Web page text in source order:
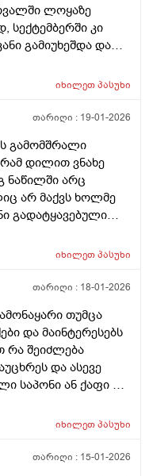
არ არის საქმე
მადლობა წინასწარ
ლოყაზე
სექტემბერში კი
გამიუხეშდა და
კვირის მანძილზე,
კონტროლი,
მომემატა
დავიწყე
10 დღეზე მეტია
როდის შევწყვიტო
იხილეთპასუხი
თარიღი : 19-01-2026
გამომშრალი
დილით ვნახე
ნაწილში არც
არ მაქვს ხოლმე
გადატყავებული
პატარა მერე
იხილეთპასუხი
თარიღი : 18-01-2026
თუმცა
და მაინტერესებს
რა შეიძლება
და ასევე
საპონი ან ქაფი თუ
იხილეთპასუხი
თარიღი : 15-01-2026